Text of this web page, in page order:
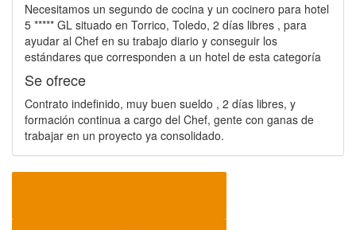
Necesitamos un segundo de cocina y un cocinero para hotel
5 ***** GL situado en Torrico, Toledo, 2 días libres , para
ayudar al Chef en su trabajo diario y conseguir los
estándares que corresponden a un hotel de esta categoría
Se ofrece
Contrato indefinido, muy buen sueldo , 2 días libres, y
formación continua a cargo del Chef, gente con ganas de
trabajar en un proyecto ya consolidado.